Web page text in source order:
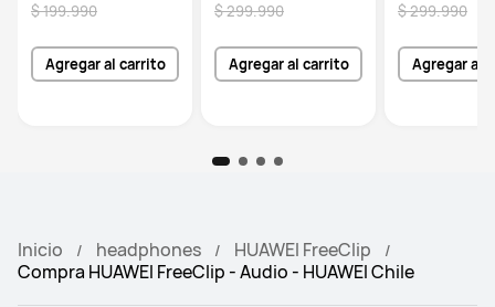
$ 199.990
Agregar al carrito
$ 299.990
Agregar al carrito
$ 299.990
Agregar al
Inicio headphones
HUAWEI FreeClip
Compra HUAWEI FreeClip - Audio - HUAWEI Chile